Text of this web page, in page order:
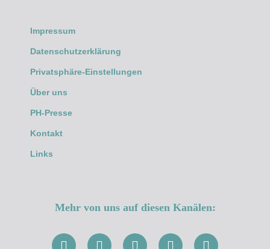
Impressum
Datenschutzerklärung
Privatsphäre-Einstellungen
Über uns
PH-Presse
Kontakt
Links
Mehr von uns auf diesen Kanälen: